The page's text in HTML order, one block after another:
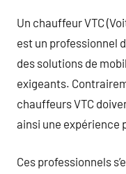
Un chauffeur VTC
est un professionnel
des solutions de
exigeants.
chauffeurs VTC
ainsi une expérience
Ces professionnels